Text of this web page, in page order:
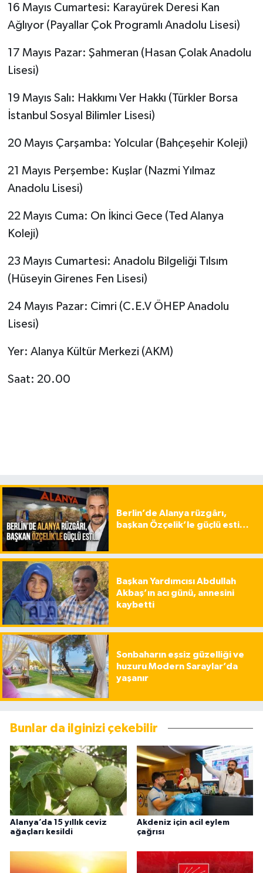
16 Mayıs Cumartesi: Karayürek Deresi Kan
Ağlıyor (Payallar Çok Programlı Anadolu Lisesi)
17 Mayıs Pazar: Şahmeran (Hasan Çolak Anadolu
Lisesi)
19 Mayıs Salı: Hakkımı Ver Hakkı (Türkler Borsa
İstanbul Sosyal Bilimler Lisesi)
20 Mayıs Çarşamba: Yolcular (Bahçeşehir Koleji)
21 Mayıs Perşembe: Kuşlar (Nazmi Yılmaz
Anadolu Lisesi)
22 Mayıs Cuma: On İkinci Gece (Ted Alanya
Koleji)
23 Mayıs Cumartesi: Anadolu Bilgeliği Tılsım
(Hüseyin Girenes Fen Lisesi)
24 Mayıs Pazar: Cimri (C.E.V ÖHEP Anadolu
Lisesi)
Yer: Alanya Kültür Merkezi (AKM)
Saat: 20.00
Berlin’de Alanya rüzgârı,
başkan Özçelik’le güçlü esti…
Başkan Yardımcısı Abdullah
Akbaş’ın acı günü, annesini
kaybetti
Sonbaharın eşsiz güzelliği ve
huzuru Modern Saraylar’da
yaşanır
Bunlar da ilginizi çekebilir
Alanya’da 15 yıllık ceviz
ağaçları kesildi
Akdeniz için acil eylem
çağrısı